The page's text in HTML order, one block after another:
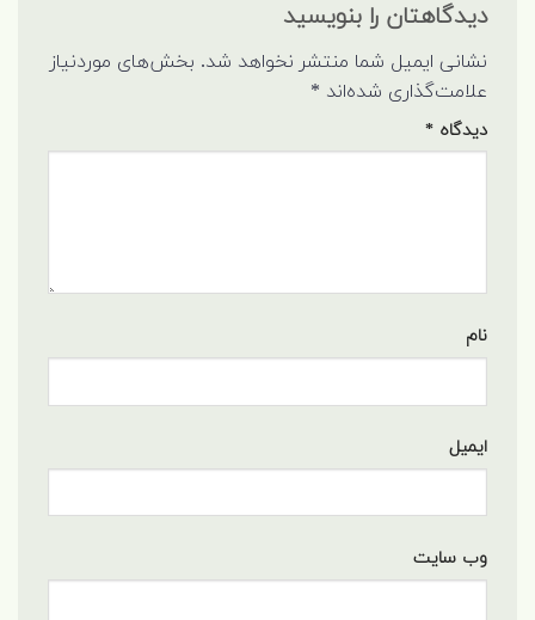
دیدگاهتان را بنویسید
نشانی ایمیل شما منتشر نخواهد شد. بخش‌های موردنیاز
علامت‌گذاری شده‌اند *
دیدگاه *
نام
ایمیل
وب‌ سایت